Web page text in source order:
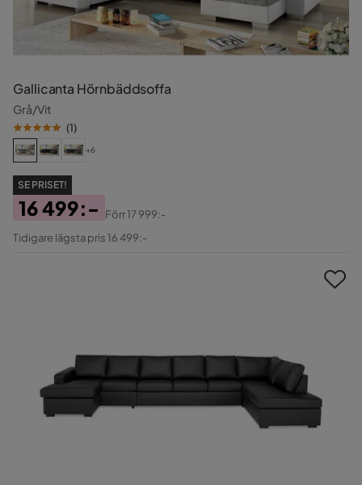
Gallicanta Hörnbäddsoffa
Grå/Vit
(1)
+6
SE PRISET!
Pris
16 499:-
Original
Förr17 999:-
Tidigare lägsta pris 16 499:-